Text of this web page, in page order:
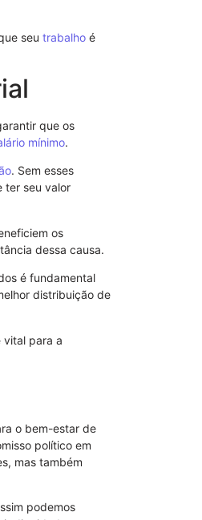
seu trabalho é
que os
mínimo.
. Sem esses
ter seu valor
os
dessa causa.
é fundamental
distribuição de
vital para a
o bem-estar de
político em
mas também
podemos